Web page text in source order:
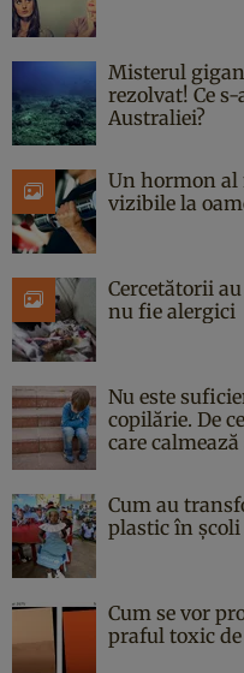
Misterul
rezolvat! Ce
Australiei?
Un hormon al
vizibile la
Cercetătorii
nu fie alergici
Nu este
copilărie. De
care
Cum au
plastic în
Cum se vor
praful toxic de